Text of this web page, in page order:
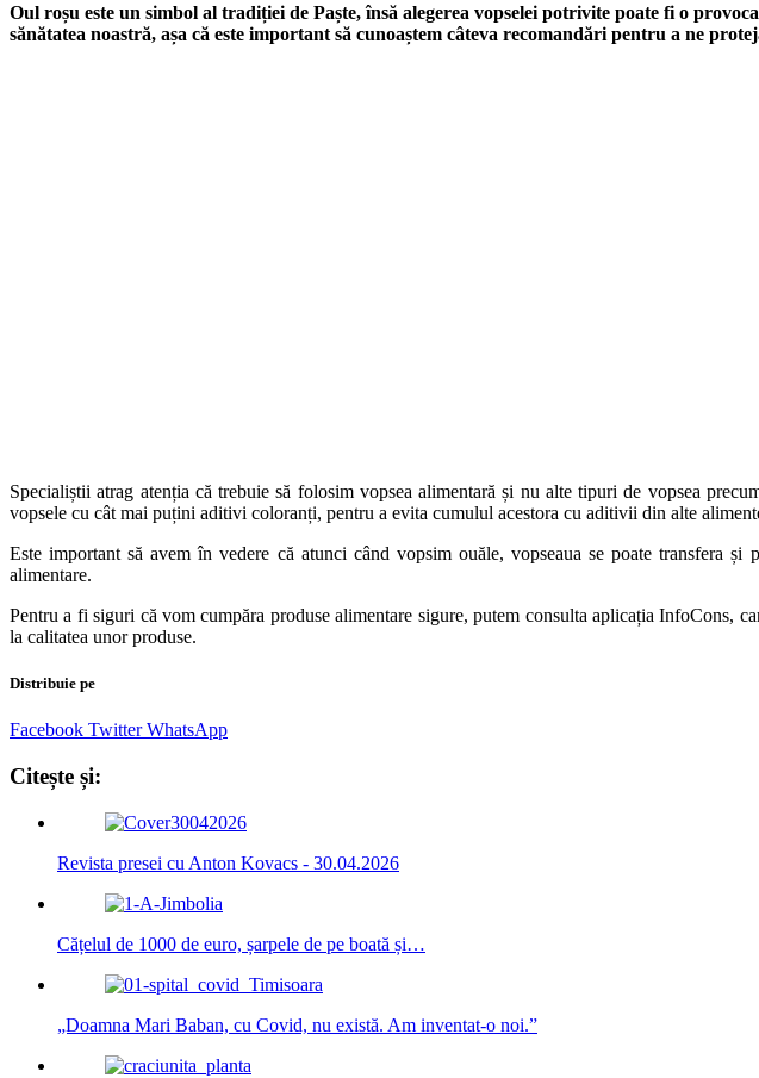
Oul roșu este un simbol al tradiției de Paște, însă alegerea vopselei potrivite poate fi o
sănătatea noastră, așa că este important să cunoaștem câteva recomandări pentru a ne
Specialiștii atrag atenția că trebuie să folosim vopsea alimentară și nu alte tipuri de vopsea
vopsele cu cât mai puțini aditivi coloranți, pentru a evita cumulul acestora cu aditivii din alte
Este important să avem în vedere că atunci când vopsim ouăle, vopseaua se poate transfera
alimentare.
Pentru a fi siguri că vom cumpăra produse alimentare sigure, putem consulta aplicația InfoCons,
la calitatea unor produse.
Distribuie pe
Facebook Twitter WhatsApp
Citește și:
Revista presei cu Anton Kovacs - 30.04.2026
Cățelul de 1000 de euro, șarpele de pe boată și…
„Doamna Mari Baban, cu Covid, nu există. Am inventat-o noi.”